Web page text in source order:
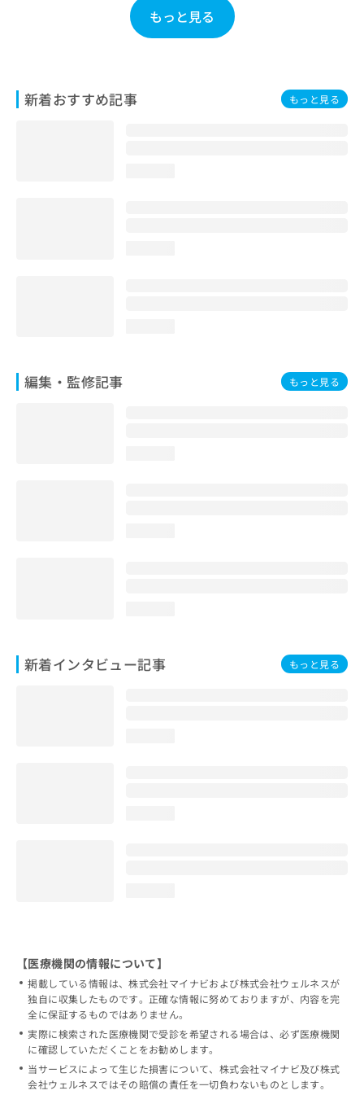
もっと見る
新着おすすめ記事 もっと見る
編集・監修記事 もっと見る
新着インタビュー記事 もっと見る
せ
は
【医療機関の情報について】
掲載している情報は、株式会社マイナビおよび株式会社ウェルネスが
独自に収集したものです。正確な情報に努めておりますが、内容を完
全に保証するものではありません。
実際に検索された医療機関で受診を希望される場合は、必ず医療機関
に確認していただくことをお勧めします。
当サービスによって生じた損害について、株式会社マイナビ及び株式
会社ウェルネスではその賠償の責任を一切負わないものとします。